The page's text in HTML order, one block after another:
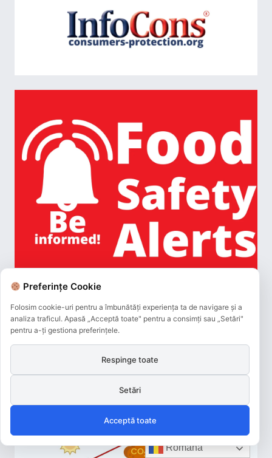
Română
Preferințe Cookie
Folosim cookie-uri pentru a îmbunătăți experiența ta de navigare și a
analiza traficul. Apasă „Acceptă toate" pentru a consimți sau „Setări"
pentru a-ți gestiona preferințele.
Respinge toate
Setări
Acceptă toate